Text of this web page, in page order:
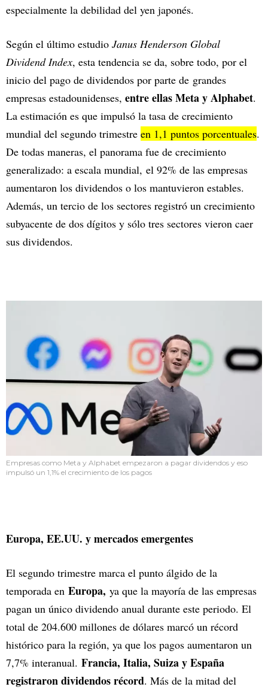
especialmente la debilidad del yen japonés.
Según el último estudio Janus Henderson Global
Dividend Index, esta tendencia se da, sobre todo, por el
inicio del pago de dividendos por parte de grandes
empresas estadounidenses, entre ellas Meta y Alphabet.
La estimación es que impulsó la tasa de crecimiento
mundial del segundo trimestre en 1,1 puntos porcentuales.
De todas maneras, el panorama fue de crecimiento
generalizado: a escala mundial, el 92% de las empresas
aumentaron los dividendos o los mantuvieron estables.
Además, un tercio de los sectores registró un crecimiento
subyacente de dos dígitos y sólo tres sectores vieron caer
sus dividendos.
Empresas como Meta y Alphabet empezaron a pagar dividendos y eso
impulsó un 1,1% el crecimiento de los pagos
Europa, EE.UU. y mercados emergentes
El segundo trimestre marca el punto álgido de la
temporada en Europa, ya que la mayoría de las empresas
pagan un único dividendo anual durante este periodo. El
total de 204.600 millones de dólares marcó un récord
histórico para la región, ya que los pagos aumentaron un
7,7% interanual. Francia, Italia, Suiza y España
registraron dividendos récord. Más de la mitad del